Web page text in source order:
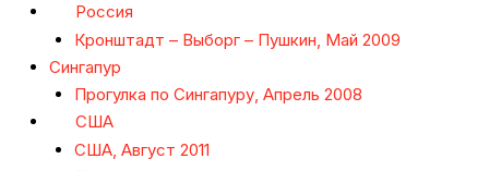
Россия
Кронштадт – Выборг – Пушкин, Май 2009
Сингапур
Прогулка по Сингапуру, Апрель 2008
США
США, Август 2011